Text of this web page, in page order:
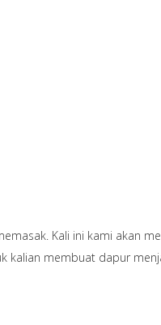
Kali ini kami akan
kalian membuat dapur